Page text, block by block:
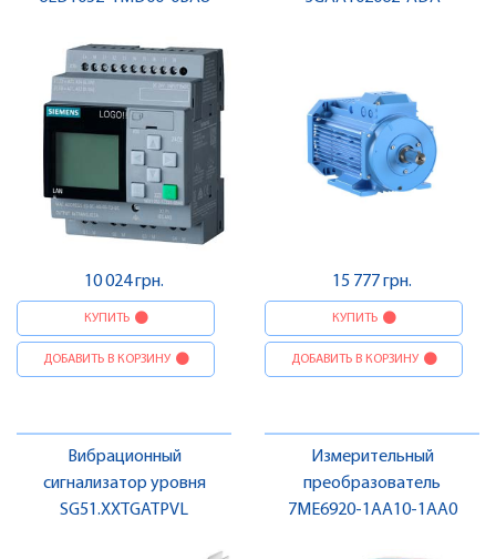
10 024 грн.
КУПИТЬ
ДОБАВИТЬ В КОРЗИНУ
15 777 грн.
КУПИТЬ
ДОБАВИТЬ В КОРЗИНУ
Вибрационный
сигнализатор уровня
SG51.XXTGATPVL
Измерительный
преобразователь
7ME6920-1AA10-1AA0